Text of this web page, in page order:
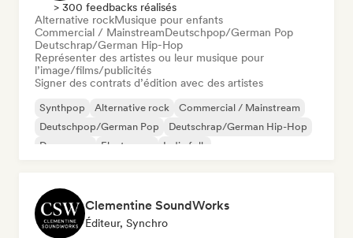
> 300 feedbacks réalisés
Alternative rockMusique pour enfants
Commercial / MainstreamDeutschpop/German Pop
Deutschrap/German Hip-Hop
Représenter des artistes ou leur musique pour
l’image/films/publicités
Signer des contrats d’édition avec des artistes
Synthpop Alternative rock
Commercial / Mainstream
Deutschpop/German Pop
Deutschrap/German Hip-Hop
Dream pop
Electropop Indie folk
Clementine SoundWorks
Éditeur, Synchro